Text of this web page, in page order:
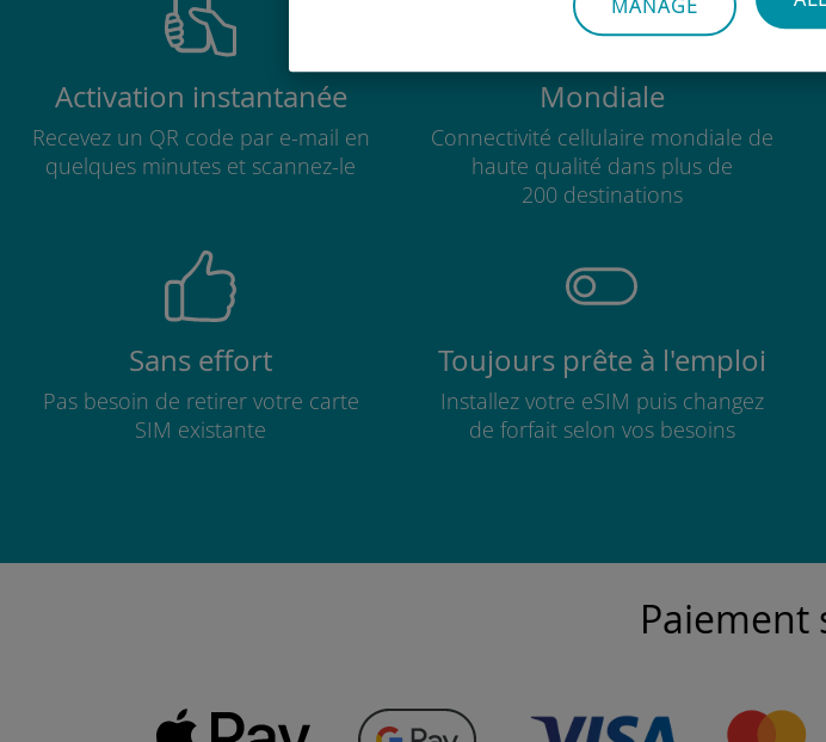
MANAGE
Activation instantanée
Recevez un QR code par e-mail en
quelques minutes et scannez-le
Mondiale
Connectivité cellulaire mondiale de
haute qualité dans plus de
200 destinations
Sans effort
Pas besoin de retirer votre carte
SIM existante
Toujours prête à l'emploi
Installez votre eSIM puis changez
de forfait selon vos besoins
Paiement